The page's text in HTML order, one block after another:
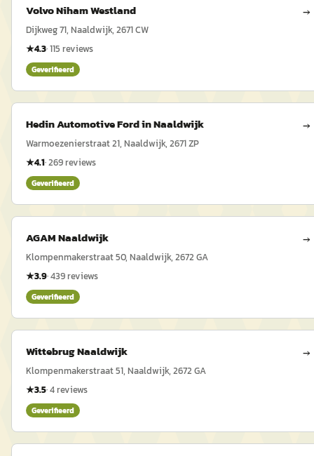
Volvo Niham Westland →
Dijkweg 71, Naaldwijk, 2671 CW
★4.3·115 reviews
Geverifieerd
Hedin Automotive Ford in Naaldwijk →
Warmoezenierstraat 21, Naaldwijk, 2671 ZP
★4.1·269reviews
Geverifieerd
AGAM Naaldwijk →
Klompenmakerstraat 50, Naaldwijk, 2672 GA
★3.9·439reviews
Geverifieerd
Wittebrug Naaldwijk →
Klompenmakerstraat 51, Naaldwijk, 2672 GA
★3.5·4reviews
Geverifieerd